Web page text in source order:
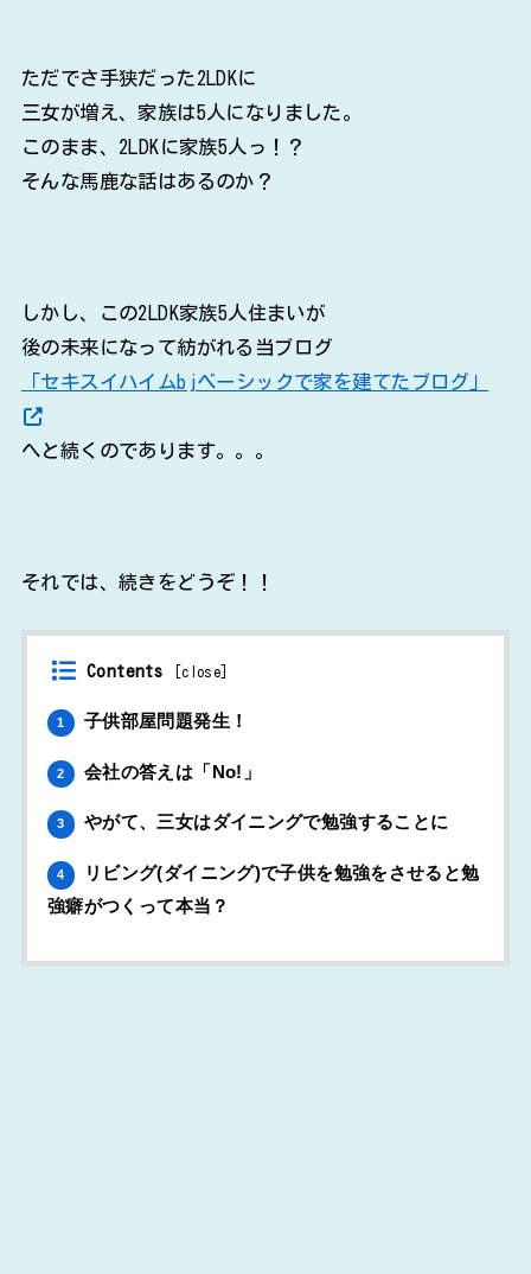
ただでさ手狭だった2LDKに
三女が増え、家族は5人になりました。
このまま、2LDKに家族5人っ！？
そんな馬鹿な話はあるのか？
しかし、この2LDK家族5人住まいが
後の未来になって紡がれる当ブログ
「セキスイハイムbjベーシックで家を建てたブログ」
へと続くのであります。。。
それでは、続きをどうぞ！！
Contents close
1 子供部屋問題発生！
2 会社の答えは「No!」
3 やがて、三女はダイニングで勉強することに
4
リビング(ダイニング)で子供を勉強をさせると勉
強癖がつくって本当？